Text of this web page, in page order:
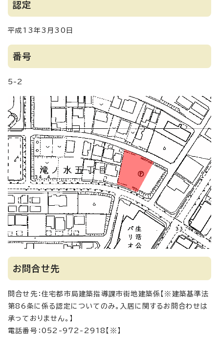
認定
平成13年3月30日
番号
5-2
お問合せ先
問合せ先：住宅都市局建築指導課市街地建築係【※建築基準法
第86条に係る認定についてのみ。入居に関するお問合わせは
承っておりません。】
電話番号：052-972-2918【※】